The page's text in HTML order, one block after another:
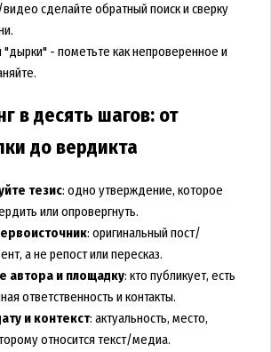
сделайте обратный поиск и сверку
"дырки" - пометьте как непроверенное и
в десять шагов: от
до вердикта
тезис: одно утверждение, которое
или опровергнуть.
: оригинальный пост/
а не репост или пересказ.
автора и площадку: кто публикует, есть
ответственность и контакты.
и контекст: актуальность, место,
относится текст/медиа.